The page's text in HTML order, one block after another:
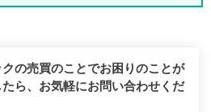
の売買のことでお困りのことが
ら、 お気軽にお問い合わせくだ